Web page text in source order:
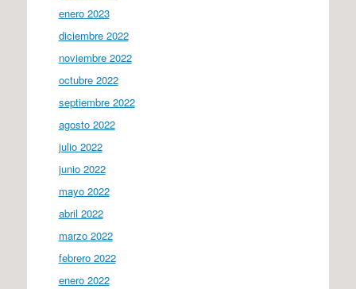
enero 2023
diciembre 2022
noviembre 2022
octubre 2022
septiembre 2022
agosto 2022
julio 2022
junio 2022
mayo 2022
abril 2022
marzo 2022
febrero 2022
enero 2022